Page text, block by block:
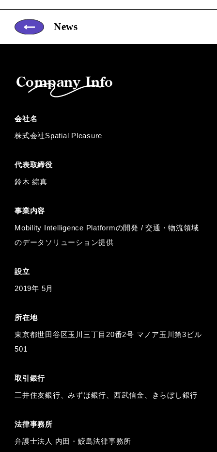
News
Company Info
会社名
株式会社Spatial Pleasure
代表取締役
鈴⽊ 綜真
事業内容
Mobility Intelligence Platformの開発 / 交通・物流領域
のデータソリューション提供
設立
2019年 5月
所在地
東京都世田谷区玉川三丁目20番2号 マノア玉川第3ビル
501
取引銀行
三井住友銀行、みずほ銀行、西武信金、きらぼし銀行
法律事務所
弁護士法人 内田・鮫島法律事務所